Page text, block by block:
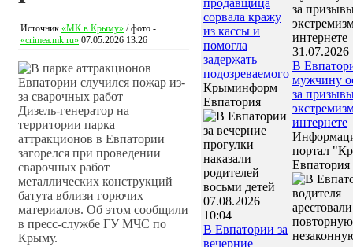
Источник «МК в Крыму» / фото -
«crimea.mk.ru» 07.05.2026 13:26
Дизель-генератор на
территории парка
аттракционов в Евпатории
загорелся при проведении
сварочных работ
металлических конструкций
батута вблизи горючих
материалов. Об этом сообщили
в пресс-службе ГУ МЧС по
Крыму.
продавщица
сорвала кражу
из кассы и
помогла
задержать
подозреваемого
Крыминформ
Евпатория
07.08.2026
10:04
В Евпатории за
вечерние
31.07.2026
В
мужчину
за
интернете
портал
Евпатория